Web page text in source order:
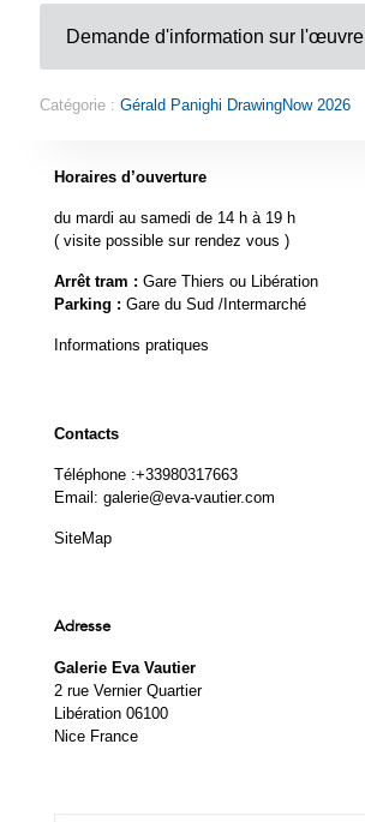
Demande d'information sur l'œuvre
Catégorie : Gérald Panighi DrawingNow 2026
Horaires d’ouverture
du mardi au samedi de 14 h à 19 h
( visite possible sur rendez vous )
Arrêt tram : Gare Thiers ou Libération
Parking : Gare du Sud /Intermarché
Informations pratiques
Contacts
Téléphone :+33980317663
Email: galerie@eva-vautier.com
SiteMap
Adresse
Galerie Eva Vautier
2 rue Vernier Quartier
Libération 06100
Nice France